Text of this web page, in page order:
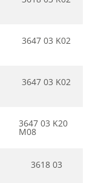
3647 03 K02
3647 03 K02
3647 03 K20
M08
3618 03